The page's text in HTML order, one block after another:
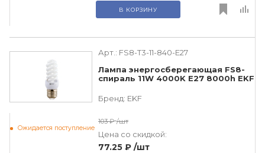
В КОРЗИНУ
Арт.: FS8-T3-11-840-E27
Лампа энергосберегающая FS8-
спираль 11W 4000K E27 8000h EKF
Бренд: EKF
Ожидается поступление
103 ₽ /шт
Цена со скидкой:
77.25 ₽ /шт